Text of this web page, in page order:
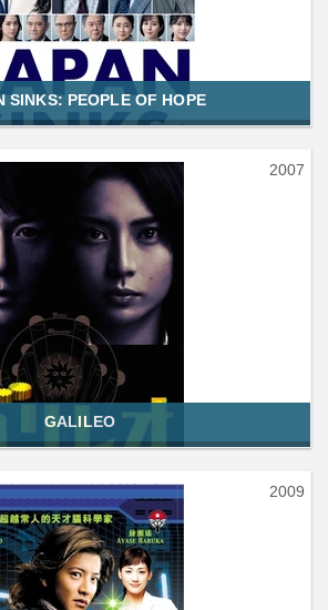
SINKS: PEOPLE OF HOPE
2007
GALILEO
2009